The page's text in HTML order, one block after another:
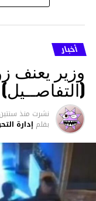
أخبار
وزير يعنف
(التفاصــيل)
نشرت منذ سنتين
بقلم إدارة